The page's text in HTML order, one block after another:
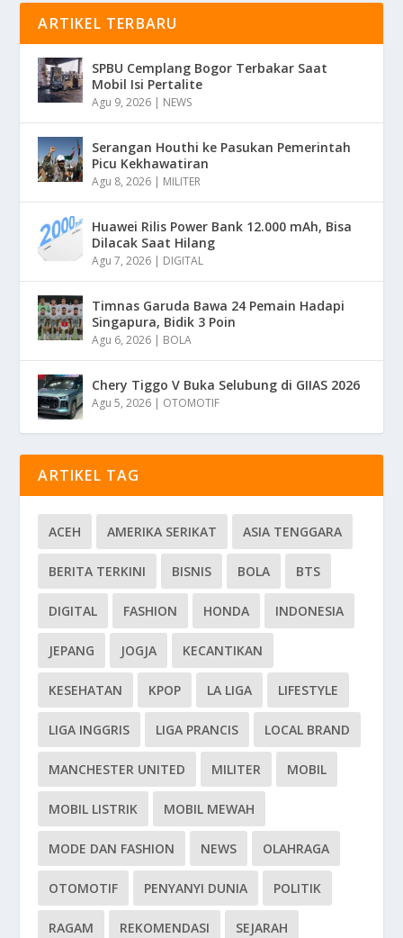
ARTIKEL TERBARU
SPBU Cemplang Bogor Terbakar Saat
Mobil Isi Pertalite
Agu 9, 2026 | NEWS
Serangan Houthi ke Pasukan Pemerintah
Picu Kekhawatiran
Agu 8, 2026 | MILITER
Huawei Rilis Power Bank 12.000 mAh, Bisa
Dilacak Saat Hilang
Agu 7, 2026 | DIGITAL
Timnas Garuda Bawa 24 Pemain Hadapi
Singapura, Bidik 3 Poin
Agu 6, 2026 | BOLA
Chery Tiggo V Buka Selubung di GIIAS 2026
Agu 5, 2026 | OTOMOTIF
ARTIKEL TAG
ACEH AMERIKA SERIKAT ASIA TENGGARA
BERITA TERKINI BISNIS BOLA BTS
DIGITAL FASHION HONDA INDONESIA
JEPANG JOGJA KECANTIKAN
KESEHATAN KPOP LA LIGA LIFESTYLE
LIGA INGGRIS LIGA PRANCIS LOCAL BRAND
MANCHESTER UNITED MILITER MOBIL
MOBIL LISTRIK MOBIL MEWAH
MODE DAN FASHION NEWS OLAHRAGA
OTOMOTIF PENYANYI DUNIA POLITIK
RAGAM REKOMENDASI SEJARAH